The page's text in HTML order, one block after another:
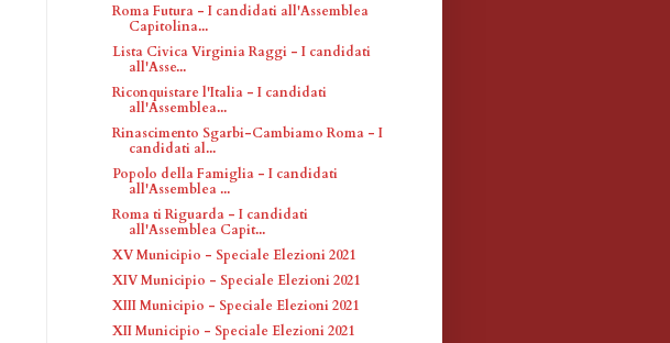
Roma Futura - I candidati all'Assemblea
Capitolina...
Lista Civica Virginia Raggi - I candidati
all'Asse...
Riconquistare l'Italia - I candidati
all'Assemblea...
Rinascimento Sgarbi-Cambiamo Roma - I
candidati al...
Popolo della Famiglia - I candidati
all'Assemblea ...
Roma ti Riguarda - I candidati
all'Assemblea Capit...
XV Municipio - Speciale Elezioni 2021
XIV Municipio - Speciale Elezioni 2021
XIII Municipio - Speciale Elezioni 2021
XII Municipio - Speciale Elezioni 2021